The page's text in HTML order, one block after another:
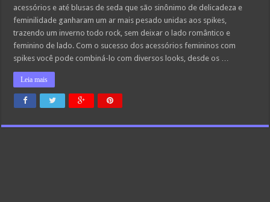
acessórios e até blusas de seda que são sinônimo de delicadeza e
feminilidade ganharam um ar mais pesado unidas aos spikes,
trazendo um inverno todo rock, sem deixar o lado romântico e
feminino de lado. Com o sucesso dos acessórios femininos com
spikes você pode combiná-lo com diversos looks, desde os …
Leia mais